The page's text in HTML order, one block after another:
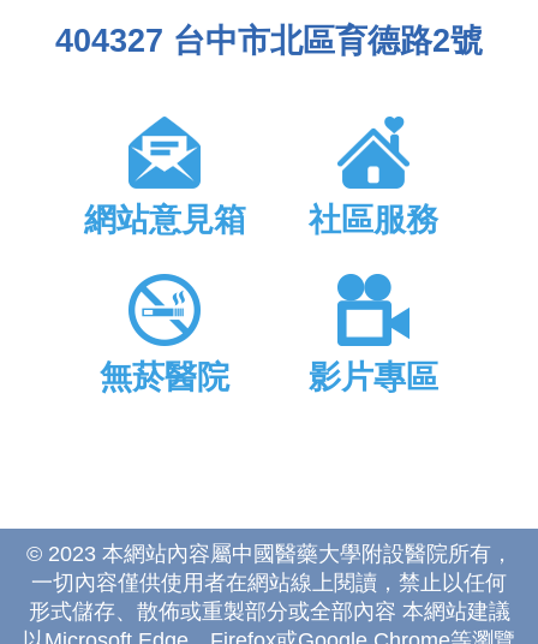
404327 台中市北區育德路2號
網站意見箱 社區服務
無菸醫院 影片專區
© 2023 本網站內容屬中國醫藥大學附設醫院所有，
一切內容僅供使用者在網站線上閱讀，禁止以任何
形式儲存、散佈或重製部分或全部內容 本網站建議